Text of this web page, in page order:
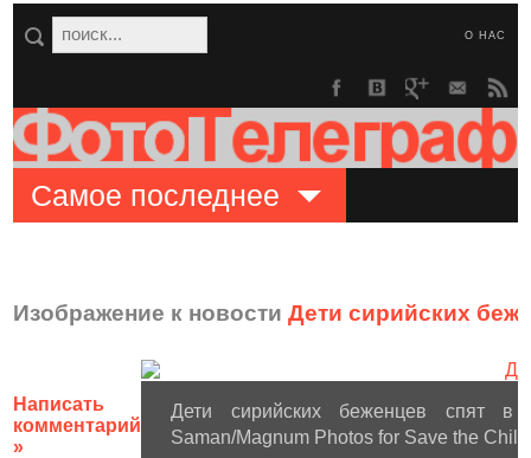
О НАС
Самое последнее
Изображение к новостиДети сирийских
Написать
комментарий
»
Дети сирийских беженцев спят
Saman/Magnum Photos for Save the